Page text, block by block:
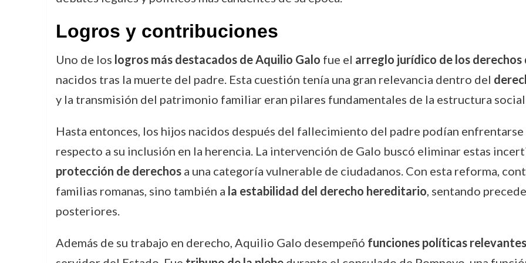
Logros y contribuciones
Uno de los logros más destacados de Aquilio Galo fue el arreglo jurídico de los derechos
nacidos tras la muerte del padre. Esta cuestión tenía una gran relevancia dentro del
y la transmisión del patrimonio familiar eran pilares fundamentales de la estructura
Hasta entonces, los hijos nacidos después del fallecimiento del padre podían
respecto a su inclusión en la herencia. La intervención de Galo buscó eliminar estas
protección de derechosa una categoría vulnerable de ciudadanos. Con esta reforma,
familias romanas, sino también a la estabilidad del derecho hereditario, sentando
posteriores.
Además de su trabajo en derecho, Aquilio Galo desempeñó funciones políticas relevantes